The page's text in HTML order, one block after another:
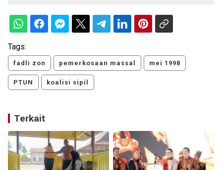
Tags:
fadli zon pemerkosaan massal mei 1998
PTUN koalisi sipil
Terkait